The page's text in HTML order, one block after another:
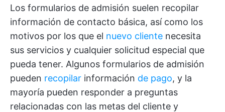
Los formularios de admisión suelen recopilar
información de contacto básica, así como los
motivos por los que el nuevo cliente necesita
sus servicios y cualquier solicitud especial que
pueda tener. Algunos formularios de admisión
pueden recopilar información de pago, y la
mayoría pueden responder a preguntas
relacionadas con las metas del cliente y